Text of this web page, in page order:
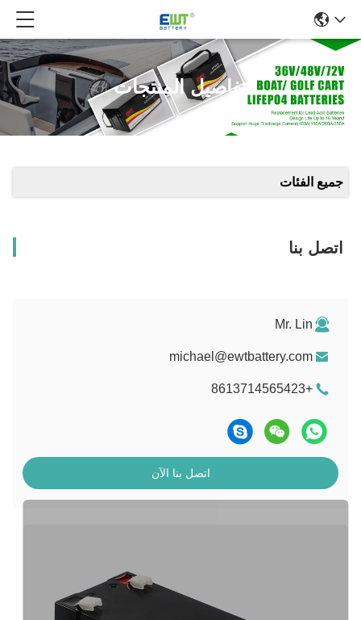
تفاصيل المنتجات
جميع الفئات
اتصل بنا
Mr. Lin
michael@ewtbattery.com
+8613714565423
اتصل بنا الآن